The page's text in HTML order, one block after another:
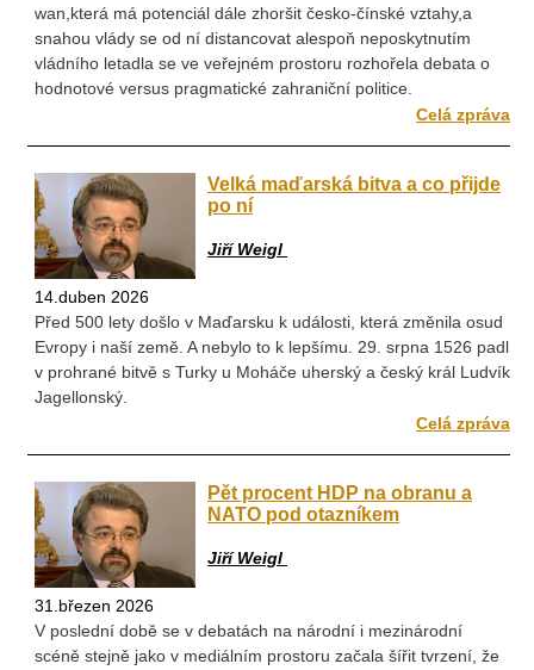
wan,která má potenciál dále zhoršit česko-čínské vztahy,a
snahou vlády se od ní distancovat alespoň neposkytnutím
vládního letadla se ve veřejném prostoru rozhořela debata o
hodnotové versus pragmatické zahraniční politice.
Celá zpráva
Velká maďarská bitva a co přijde
po ní
Jiří Weigl
14.duben 2026
Před 500 lety došlo v Maďarsku k události, která změnila osud
Evropy i naší země. A nebylo to k lepšímu. 29. srpna 1526 padl
v prohrané bitvě s Turky u Moháče uherský a český král Ludvík
Jagellonský.
Celá zpráva
Pět procent HDP na obranu a
NATO pod otazníkem
Jiří Weigl
31.březen 2026
V poslední době se v debatách na národní i mezinárodní
scéně stejně jako v mediálním prostoru začala šířit tvrzení, že